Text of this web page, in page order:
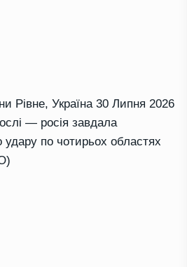
Рівне, Україна 30 Липня 2026
— росія завдала
удару по чотирьох областях